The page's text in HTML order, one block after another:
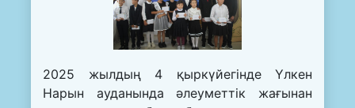
2025 жылдың 4 қыркүйегінде Үлкен
Нарын ауданында әлеуметтік жағынан